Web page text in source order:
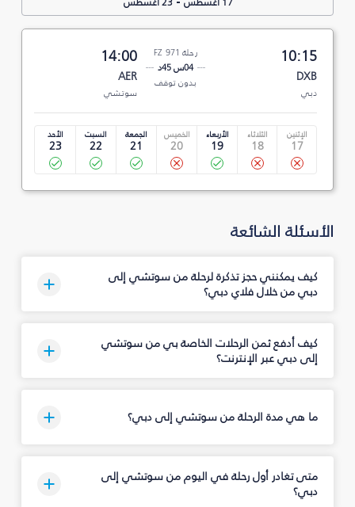
10:15
DXB
دبي
رحلة FZ 971
04س 45د
بدون توقف
14:00
AER
سوتشي
الإثنين
17
الثلاثاء
18
الأربعاء
19
الخميس
20
الجمعة
21
السبت
22
الأحد
23
الأسئلة الشائعة
كيف يمكنني حجز تذكرة لرحلة من سوتشي إلى
دبي من خلال فلاي دبي؟
كيف أدفع ثمن الرحلات الخاصة بي من سوتشي
إلى دبي عبر الإنترنت؟
ما هي مدة الرحلة من سوتشي إلى دبي؟
متى تغادر أول رحلة في اليوم من سوتشي إلى
دبي؟